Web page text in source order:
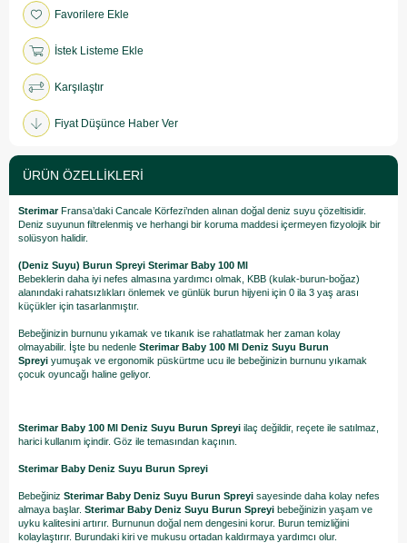
Favorilere Ekle
İstek Listeme Ekle
Karşılaştır
Fiyat Düşünce Haber Ver
ÜRÜN ÖZELLIKLERI
SterimarFransa’daki Cancale Körfezi’nden alınan doğal deniz suyu çözeltisidir.
Deniz suyunun filtrelenmiş ve herhangi bir koruma maddesi içermeyen fizyolojik bir
solüsyon halidir.
(Deniz Suyu) Burun Spreyi Sterimar Baby 100 Ml
Bebeklerin daha iyi nefes almasına yardımcı olmak, KBB (kulak-burun-boğaz)
alanındaki rahatsızlıkları önlemek ve günlük burun hijyeni için 0 ila 3 yaş arası
küçükler için tasarlanmıştır.
Bebeğinizin burnunu yıkamak ve tıkanık ise rahatlatmak her zaman kolay
olmayabilir. İşte bu nedenle Sterimar Baby 100 Ml Deniz Suyu Burun
Spreyi yumuşak ve ergonomik püskürtme ucu ile bebeğinizin burnunu yıkamak
çocuk oyuncağı haline geliyor.
Sterimar Baby 100 Ml Deniz Suyu Burun Spreyi ilaç değildir, reçete ile satılmaz,
harici kullanım içindir. Göz ile temasından kaçının.
Sterimar Baby Deniz Suyu Burun Spreyi
Bebeğiniz Sterimar Baby Deniz Suyu Burun Spreyi sayesinde daha kolay nefes
almaya başlar. Sterimar Baby Deniz Suyu Burun Spreyi bebeğinizin yaşam ve
uyku kalitesini artırır. Burnunun doğal nem dengesini korur. Burun temizliğini
kolaylaştırır. Burundaki kiri ve mukusu ortadan kaldırmaya yardımcı olur.